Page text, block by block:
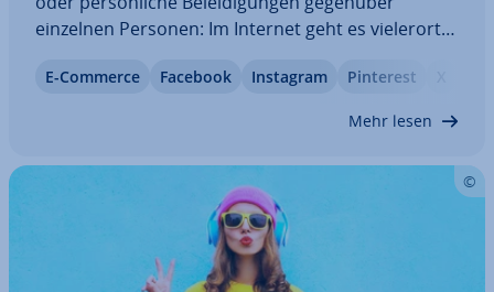
einzelnen Personen: Im Internet geht es vie­ler­orts
gezielt das so­ge­nann­te Trolling. Was genau die
E-Commerce Facebook Instagram Pinterest
Mehr lesen